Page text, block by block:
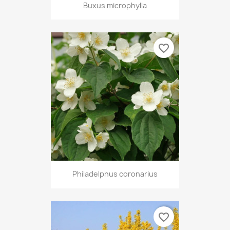
Buxus microphylla
Philadelphus coronarius
favorite_border
favorite_border